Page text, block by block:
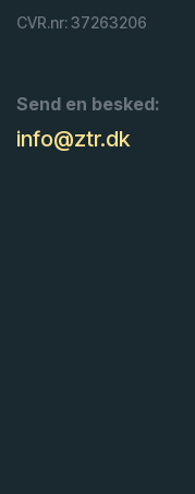
CVR.nr: 37263206
Send en besked:
info@ztr.dk